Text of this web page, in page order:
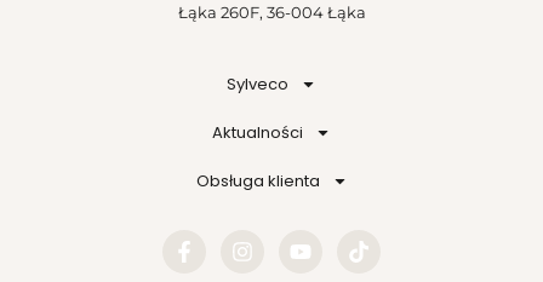
Łąka 260F, 36-004 Łąka
Sylveco
Aktualności
Obsługa klienta